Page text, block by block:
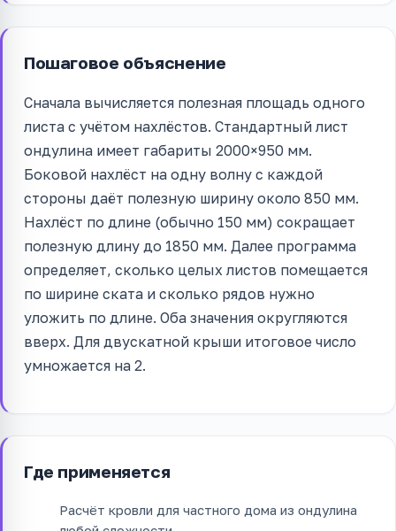
Пошаговое объяснение
Сначала вычисляется полезная площадь одного
листа с учётом нахлёстов. Стандартный лист
ондулина имеет габариты 2000×950 мм.
Боковой нахлёст на одну волну с каждой
стороны даёт полезную ширину около 850 мм.
Нахлёст по длине (обычно 150 мм) сокращает
полезную длину до 1850 мм. Далее программа
определяет, сколько целых листов помещается
по ширине ската и сколько рядов нужно
уложить по длине. Оба значения округляются
вверх. Для двускатной крыши итоговое число
умножается на 2.
Где применяется
Расчёт кровли для частного дома из ондулина